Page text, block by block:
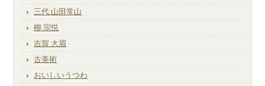
三代 山田常山
柳 宗悦
吉賀 大眉
古美術
おいしいうつわ